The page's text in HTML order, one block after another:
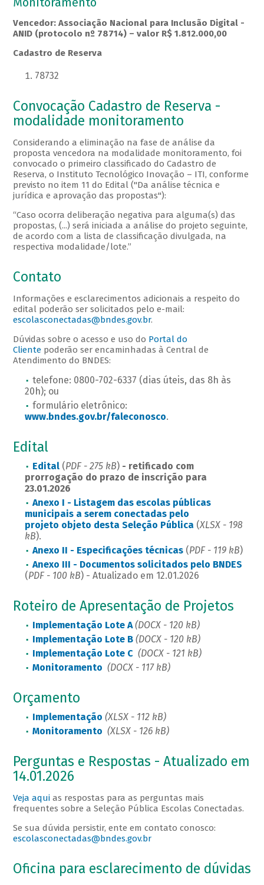
Vencedor: Associação Nacional para Inclusão Digital -
ANID (protocolo nº 78714) – valor R$ 1.812.000,00
Cadastro de Reserva
78732
Convocação Cadastro de Reserva -
modalidade monitoramento
Considerando a eliminação na fase de análise da
proposta vencedora na modalidade monitoramento, foi
convocado o primeiro classificado do Cadastro de
Reserva, o Instituto Tecnológico Inovação – ITI, conforme
previsto no item 11 do Edital ("Da análise técnica e
jurídica e aprovação das propostas"):
“Caso ocorra deliberação negativa para alguma(s) das
propostas, (...) será iniciada a análise do projeto seguinte,
de acordo com a lista de classificação divulgada, na
respectiva modalidade/lote.”
Contato
Informações e esclarecimentos adicionais a respeito do
edital poderão ser solicitados pelo e-mail:
escolasconectadas@bndes.gov.br.
Dúvidas sobre o acesso e uso do Portal do
Cliente poderão ser encaminhadas à Central de
Atendimento do BNDES:
telefone: 0800-702-6337 (dias úteis, das 8h às
20h); ou
formulário eletrônico:
www.bndes.gov.br/faleconosco.
Edital
Edital (PDF - 275 kB) - retificado com
prorrogação do prazo de inscrição para
23.01.2026
Anexo I - Listagem das escolas públicas
municipais a serem conectadas pelo
projeto objeto desta Seleção Pública (XLSX - 198
kB).
Anexo II - Especificações técnicas (PDF - 119 kB)
Anexo III - Documentos solicitados pelo BNDES
(PDF - 100 kB) - Atualizado em 12.01.2026
Roteiro de Apresentação de Projetos
Implementação Lote A (DOCX - 120 kB)
Implementação Lote B (DOCX - 120 kB)
Implementação Lote C (DOCX - 121 kB)
Monitoramento (DOCX - 117 kB)
Orçamento
Implementação (XLSX - 112 kB)
Monitoramento (XLSX - 126 kB)
Perguntas e Respostas - Atualizado em
14.01.2026
Veja aqui​ as respostas para as perguntas mais
frequentes sobre a Seleção Pública Escolas Conectadas.
Se sua dúvida persistir, ente em contato conosco:
escolasconectadas@bndes.gov.br
Oficina para esclarecimento de dúvidas